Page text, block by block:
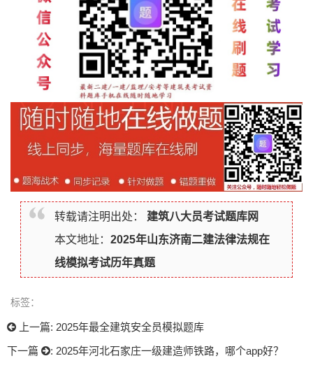
转载请注明出处：
建筑八大员考试题库网
本文地址： 2025年山东济南二建法律法规在
线模拟考试历年真题
标签：
上一篇: 2025年最全建筑安全员模拟题库
下一篇
: 2025年河北石家庄一级建造师铁路，哪个app好？